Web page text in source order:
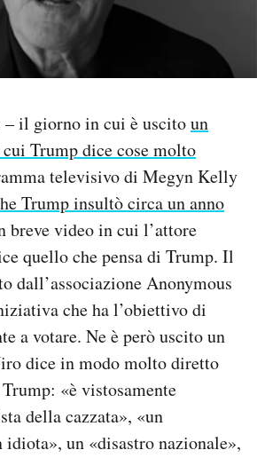
– il giorno in cui è uscitoun
Trump dice cose molto
televisivo di Megyn Kelly
Trump insultò circa un anno
breve video in cui l’attore
quello che pensa di Trump. Il
dall’associazione Anonymous
che ha l’obiettivo di
a votare. Ne è però uscito un
dice in modo molto diretto
«è vistosamente
della cazzata», «un
idiota», un «disastro nazionale»,